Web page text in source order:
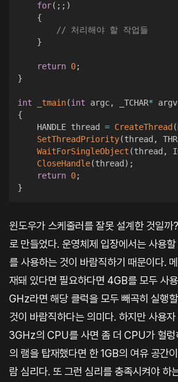
for( ; ; )
{
// 처리해야 할 작업들
}
return 0;
}
int _tmain(int argc, _TCHAR* argv
{
    HANDLE thread
= CreateThread (
SetThreadPriority(thread ,
WaitForSingleObject (thread ,
CloseHandle(thread ) ;
return 0;
}
윈도우가 스케줄러를 잘못 설계한 것일까
로 만들었다. 운영체제 입장에서는 사용
를 사용하는 것이 바람직하기 때문이다.
재돼 있다면 필요하다면 4GB를 모두 사
GHz라면 해당 클럭을 모두 빼곡히 실행
것이 바람직하다는 의미다. 하지만 사용
3GHz의 CPU를 사면 좀 더 CPU가 헐
의 램을 탑재했다면 한 1GB의 여유 공간
람 심리다. 또 그런 심리를 충족시켜야 하